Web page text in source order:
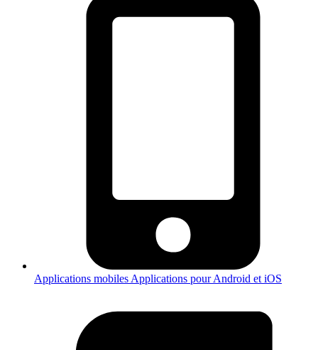
Applications mobiles Applications pour Android et iOS